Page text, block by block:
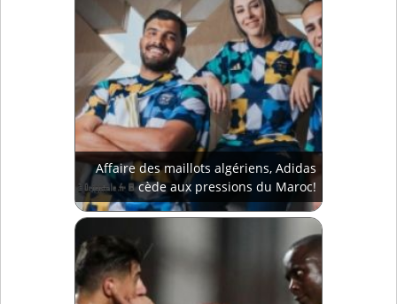
Affaire des maillots algériens, Adidas
cède aux pressions du Maroc!